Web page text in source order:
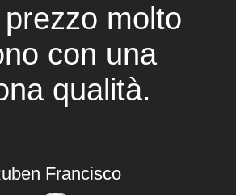
molto
con una
qualità.
Francisco